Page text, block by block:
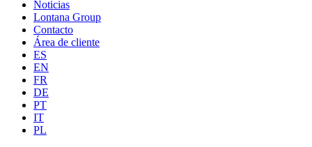
Noticias
Lontana Group
Contacto
Área de cliente
ES
EN
FR
DE
PT
IT
PL